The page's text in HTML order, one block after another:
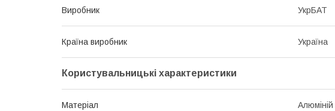
Виробник УкрБАТ
Країна виробник Україна
Користувальницькі характеристики
Матеріал Алюміній